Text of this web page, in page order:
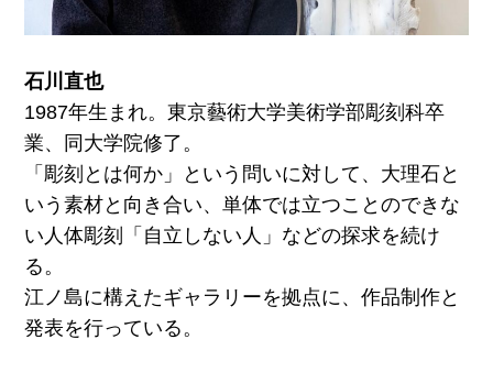
石川直也
1987年生まれ。東京藝術大学美術学部彫刻科卒
業、同大学院修了。
「彫刻とは何か」という問いに対して、大理石と
いう素材と向き合い、単体では立つことのできな
い人体彫刻「自立しない人」などの探求を続け
る。
江ノ島に構えたギャラリーを拠点に、作品制作と
発表を行っている。